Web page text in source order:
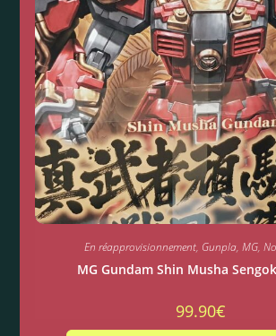
En réapprovisionnement, Gunpla, MG,
MG Gundam Shin Musha
99.90€